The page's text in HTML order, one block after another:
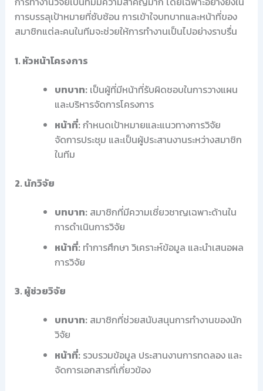
การบรรลุเป้าหมายที่ซับซ้อน การเข้าใจบทบาทและหน้าที่ของ
สมาชิกแต่ละคนในทีมจะช่วยให้การทำงานเป็นไปอย่างราบรื่น
1. หัวหน้าโครงการ
บทบาท: เป็นผู้ที่มีหน้าที่รับผิดชอบในการวางแผน
และบริหารจัดการโครงการ
หน้าที่: กำหนดเป้าหมายและแนวทางการวิจัย
จัดการประชุม และเป็นผู้ประสานงานระหว่างสมาชิก
ในทีม
2. นักวิจัย
บทบาท: สมาชิกที่มีความเชี่ยวชาญเฉพาะด้านใน
การดำเนินการวิจัย
หน้าที่: ทำการศึกษา วิเคราะห์ข้อมูล และนำเสนอผล
การวิจัย
3. ผู้ช่วยวิจัย
บทบาท: สมาชิกที่ช่วยสนับสนุนการทำงานของนัก
วิจัย
หน้าที่: รวบรวมข้อมูล ประสานงานการทดลอง และ
จัดการเอกสารที่เกี่ยวข้อง